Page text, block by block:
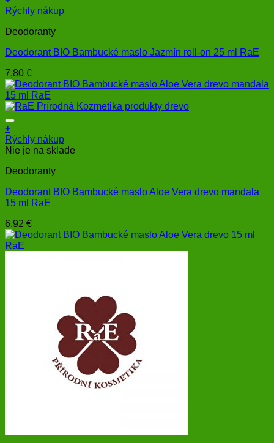
Rýchly nákup
Deodoranty
Deodorant BIO Bambucké maslo Jazmín roll-on 25 ml RaE
7,80 €
+
Rýchly nákup
Nie je na sklade
Deodoranty
Deodorant BIO Bambucké maslo Aloe Vera drevo mandala
15 ml RaE
6,92 €